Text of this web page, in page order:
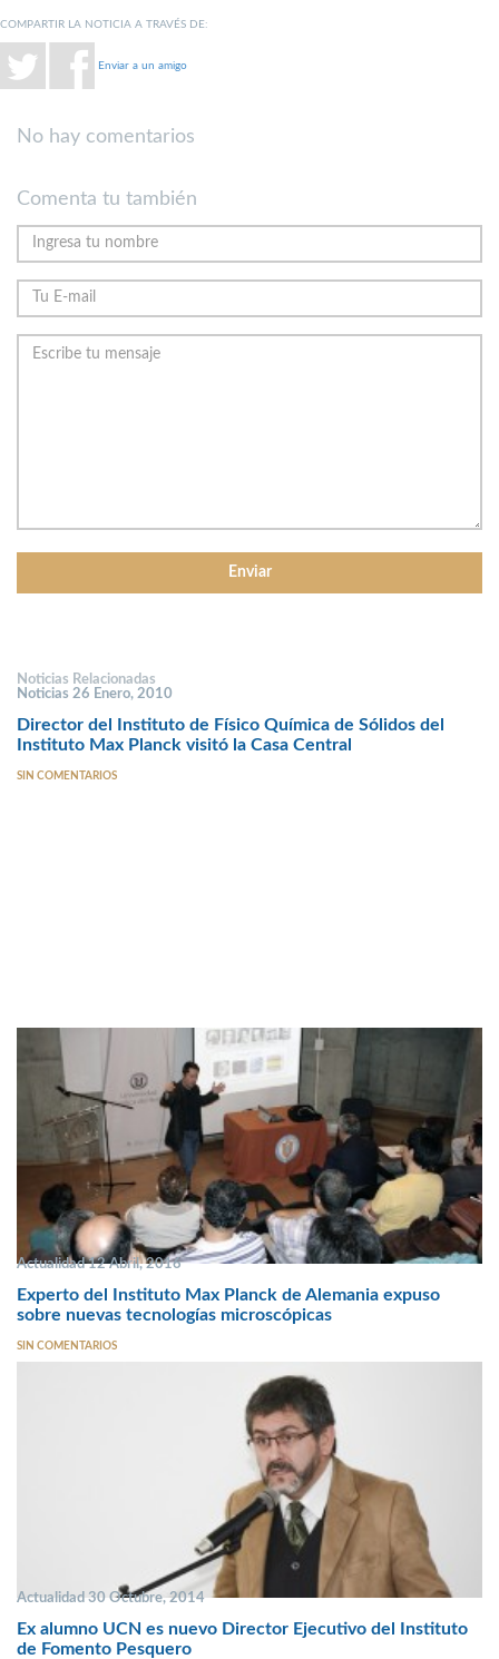
COMPARTIR LA NOTICIA A TRAVÉS DE:
Enviar a un amigo
No hay comentarios
Comenta tu también
Noticias Relacionadas
Noticias 26 Enero, 2010
Director del Instituto de Físico Química de Sólidos del
Instituto Max Planck visitó la Casa Central
SIN COMENTARIOS
Actualidad 12 Abril, 2016
Experto del Instituto Max Planck de Alemania expuso
sobre nuevas tecnologías microscópicas
SIN COMENTARIOS
Actualidad 30 Octubre, 2014
Ex alumno UCN es nuevo Director Ejecutivo del Instituto
de Fomento Pesquero